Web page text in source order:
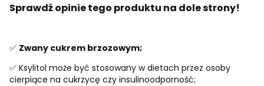
Sprawdź opinie tego produktu na dole strony!
✅ Zwany cukrem brzozowym;
✅ Ksylitol może być stosowany w dietach przez osoby
cierpiące na cukrzycę czy insulinoodporność;